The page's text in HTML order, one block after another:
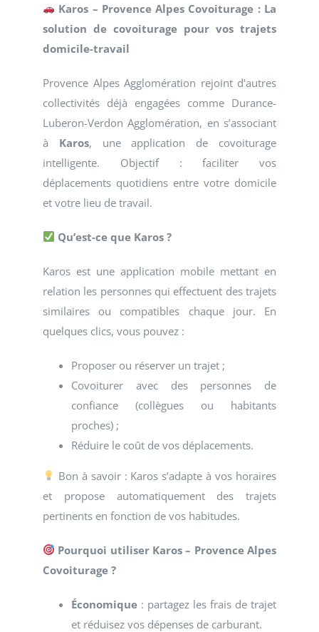
Karos – Provence Alpes Covoiturage : La
solution de covoiturage pour vos trajets
domicile-travail
Provence Alpes Agglomération rejoint d’autres
collectivités déjà engagées comme Durance-
Luberon-Verdon Agglomération, en s’associant
à Karos, une application de covoiturage
intelligente. Objectif : faciliter vos
déplacements quotidiens entre votre domicile
et votre lieu de travail.
Qu’est-ce que Karos ?
Karos est une application mobile mettant en
relation les personnes qui effectuent des trajets
similaires ou compatibles chaque jour. En
quelques clics, vous pouvez :
Proposer ou réserver un trajet ;
Covoiturer avec des personnes de
confiance (collègues ou habitants
proches) ;
Réduire le coût de vos déplacements.
Bon à savoir : Karos s’adapte à vos horaires
et propose automatiquement des trajets
pertinents en fonction de vos habitudes.
Pourquoi utiliser Karos – Provence Alpes
Covoiturage ?
Économique : partagez les frais de trajet
et réduisez vos dépenses de carburant.